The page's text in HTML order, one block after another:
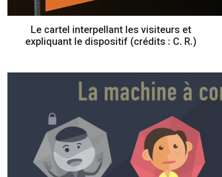
Le cartel interpellant les visiteurs et
expliquant le dispositif (crédits : C. R.)